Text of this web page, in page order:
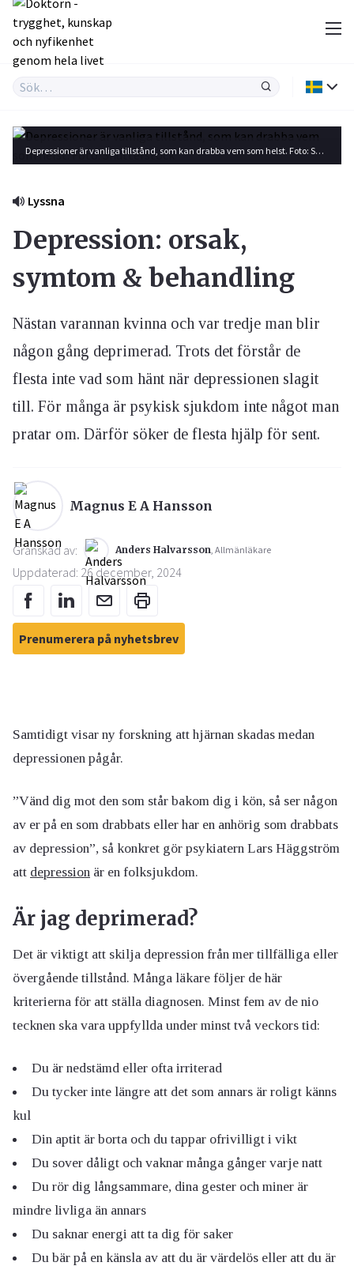
Depressioner är vanliga tillstånd, som kan drabba vem som helst. Foto: Shutterstock
Lyssna
Depression: orsak,
symtom & behandling
Nästan varannan kvinna och var tredje man blir
någon gång deprimerad. Trots det förstår de
flesta inte vad som hänt när depressionen slagit
till. För många är psykisk sjukdom inte något man
pratar om. Därför söker de flesta hjälp för sent.
Magnus E A Hansson
Granskad av: Anders Halvarsson, Allmänläkare
Uppdaterad: 26 december, 2024
Prenumerera på nyhetsbrev
Samtidigt visar ny forskning att hjärnan skadas medan
depressionen pågår.
”Vänd dig mot den som står bakom dig i kön, så ser någon
av er på en som drabbats eller har en anhörig som drabbats
av depression”, så konkret gör psykiatern Lars Häggström
att depression är en folksjukdom.
Är jag deprimerad?
Det är viktigt att skilja depression från mer tillfälliga eller
övergående tillstånd. Många läkare följer de här
kriterierna för att ställa diagnosen. Minst fem av de nio
tecknen ska vara uppfyllda under minst två veckors tid:
Du är nedstämd eller ofta irriterad
Du tycker inte längre att det som annars är roligt känns
kul
Din aptit är borta och du tappar ofrivilligt i vikt
Du sover dåligt och vaknar många gånger varje natt
Du rör dig långsammare, dina gester och miner är
mindre livliga än annars
Du saknar energi att ta dig för saker
Du bär på en känsla av att du är värdelös eller att du är